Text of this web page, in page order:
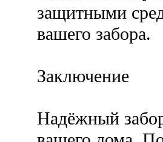
защитными
вашего забора.
Заключение
Надёжный